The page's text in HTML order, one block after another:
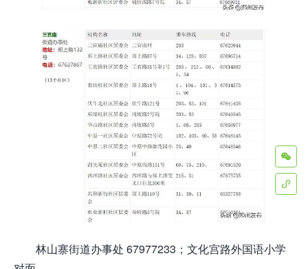
林山寨街道办事处 67977233；文化宫路外国语小学

